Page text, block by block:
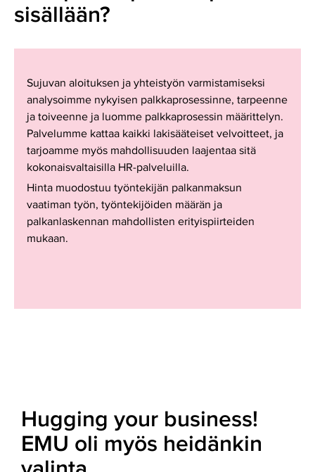
sisällään?
Sujuvan aloituksen ja yhteistyön varmistamiseksi
analysoimme nykyisen palkkaprosessinne, tarpeenne
ja toiveenne ja luomme palkkaprosessin määrittelyn.
Palvelumme kattaa kaikki lakisääteiset velvoitteet, ja
tarjoamme myös mahdollisuuden laajentaa sitä
kokonaisvaltaisilla HR-palveluilla.
Hinta muodostuu työntekijän palkanmaksun
vaatiman työn, työntekijöiden määrän ja
palkanlaskennan mahdollisten erityispiirteiden
mukaan.
Hugging your business!
EMU oli myös heidänkin